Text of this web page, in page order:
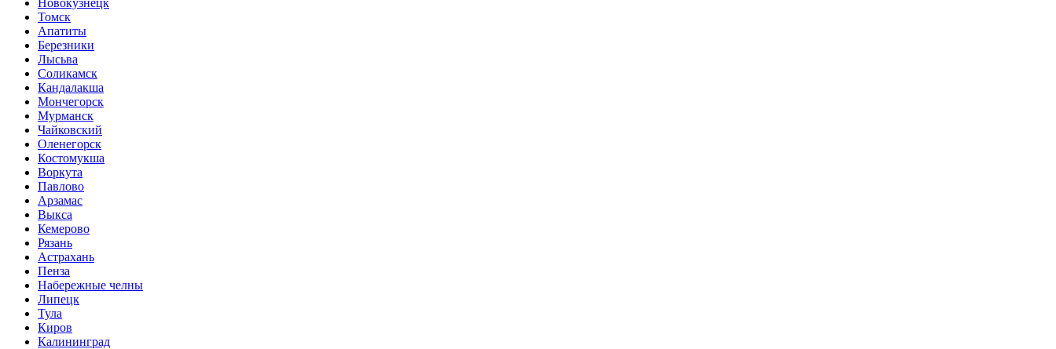
Томск
Апатиты
Березники
Лысьва
Соликамск
Кандалакша
Мончегорск
Мурманск
Чайковский
Оленегорск
Костомукша
Воркута
Павлово
Арзамас
Выкса
Кемерово
Рязань
Астрахань
Пенза
Набережные челны
Липецк
Тула
Киров
Калининград